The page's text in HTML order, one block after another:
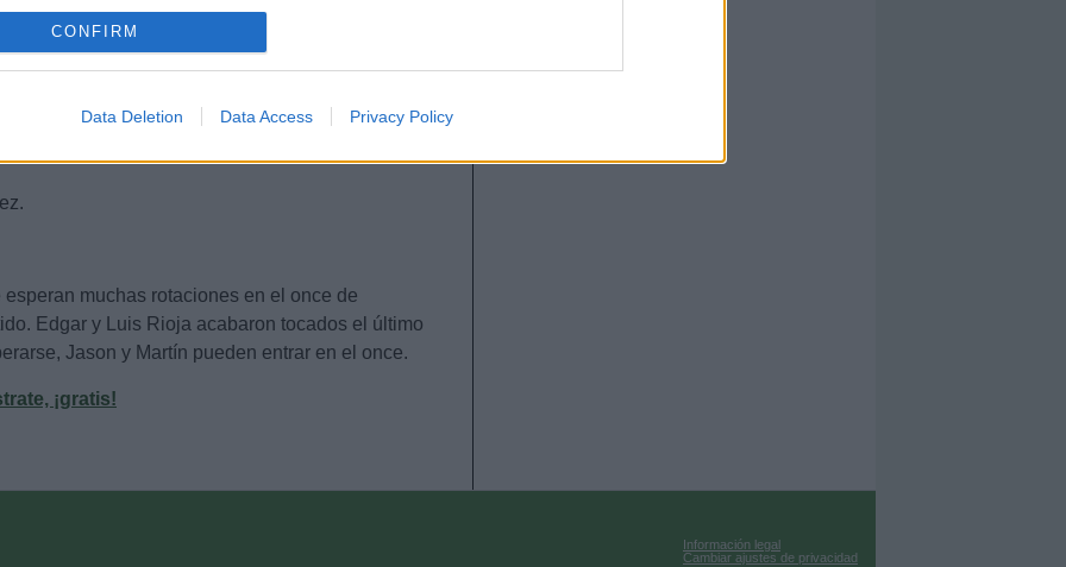
allow Google to enable storage related to analytics like cookies on
identifiers in apps.
allow Google to enable storage related to functionality of the website
CONFIRM
Data Deletion Data Access Privacy Policy
Laguardia, Lejeune, Duarte – Loum, Escalante,
– Joselu.
esperan muchas rotaciones en el once de
Edgar y Luis Rioja acabaron tocados el último
Jason y Martín pueden entrar en el once.
¡gratis!
Información legal
Cambiar ajustes de privacidad